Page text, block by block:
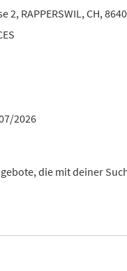
2, RAPPERSWIL, CH, 8640
2026
die mit deiner